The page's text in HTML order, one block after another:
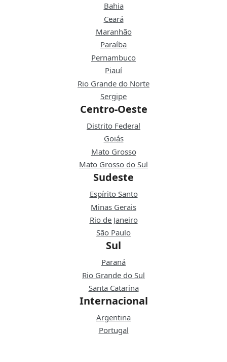
Bahia
Ceará
Maranhão
Paraíba
Pernambuco
Piauí
Rio Grande do Norte
Sergipe
Centro-Oeste
Distrito Federal
Goiás
Mato Grosso
Mato Grosso do Sul
Sudeste
Espírito Santo
Minas Gerais
Rio de Janeiro
São Paulo
Sul
Paraná
Rio Grande do Sul
Santa Catarina
Internacional
Argentina
Portugal